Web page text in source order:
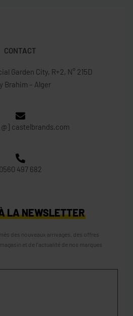
CONTACT
Garden City, R+2, N° 215D
Brahim – Alger
castelbrands.com
0560 497 682
LA NEWSLETTER
des nouveaux arrivages, des offres
et de l’actualité de nos marques